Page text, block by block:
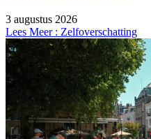
3 augustus 2026
Lees Meer : Zelfoverschatting